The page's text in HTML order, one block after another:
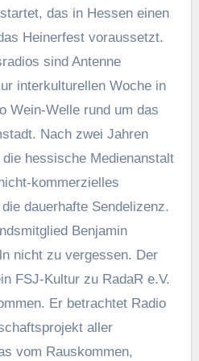
das in Hessen einen
Heinerfest voraussetzt.
sind Antenne
interkulturellen Woche in
Wein-Welle rund um das
Nach zwei Jahren
hessische Medienanstalt
kommerzielles
dauerhafte Sendelizenz.
Benjamin
nicht zu vergessen. Der
FSJ-Kultur zu RadaR e.V.
Er betrachtet Radio
aller
vom Rauskommen,